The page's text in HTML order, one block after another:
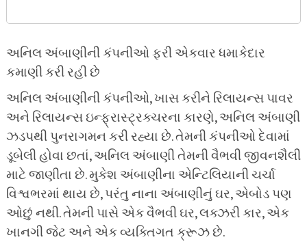
અનિલ અંબાણીની કંપનીઓ ફરી એકવાર ધમાકેદાર
કમાણી કરી રહી છે
અનિલ અંબાણીની કંપનીઓ, ખાસ કરીને રિલાયન્સ પાવર
અને રિલાયન્સ ઇન્ફ્રાસ્ટ્રક્ચરના કારણે, અનિલ અંબાણી
ઝડપથી પુનરાગમન કરી રહ્યા છે. તેમની કંપનીઓ દેવામાં
ડૂબેલી હોવા છતાં, અનિલ અંબાણી તેમની વૈભવી જીવનશૈલી
માટે જાણીતા છે. મુકેશ અંબાણીના એન્ટિલિયાની ચર્ચા
વિશ્વભરમાં થાય છે, પરંતુ નાના અંબાણીનું ઘર, એબોડ પણ
ઓછું નથી. તેમની પાસે એક વૈભવી ઘર, લક્ઝરી કાર, એક
ખાનગી જેટ અને એક વ્યક્તિગત ક્રૂઝ છે.